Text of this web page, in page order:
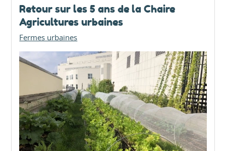
Retour sur les 5 ans de la Chaire
Agricultures urbaines
Fermes urbaines